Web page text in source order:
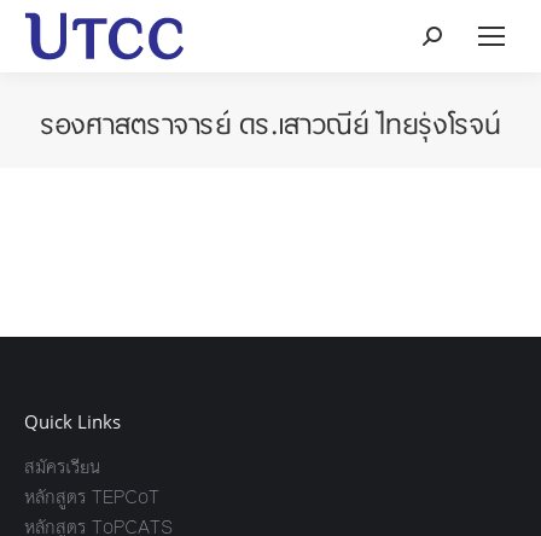
Search:
รองศาสตราจารย์ ดร.เสาวณีย์ ไทยรุ่งโรจน์
Quick Links
สมัครเรียน
หลักสูตร TEPCoT
หลักสูตร ToPCATS